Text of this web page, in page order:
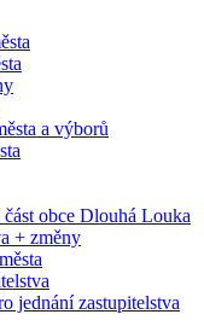
a výborů
obce Dlouhá Louka
+ změny
jednání zastupitelstva